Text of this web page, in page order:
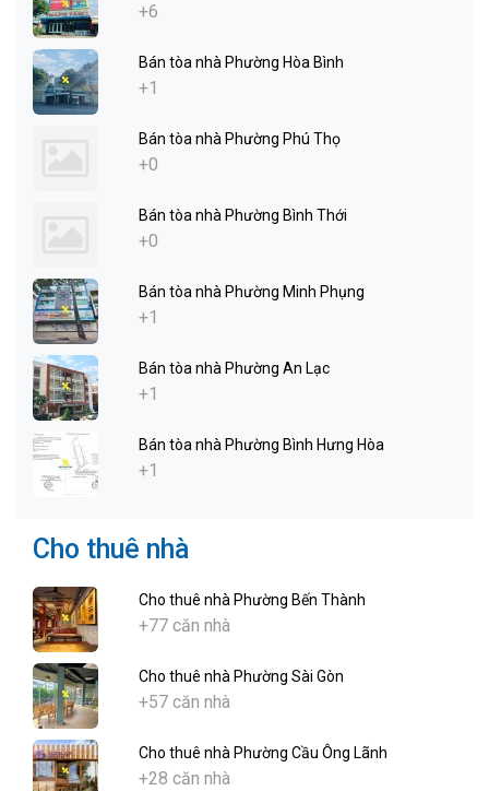
+6
Bán tòa nhà Phường Hòa Bình
+1
Bán tòa nhà Phường Phú Thọ
+0
Bán tòa nhà Phường Bình Thới
+0
Bán tòa nhà Phường Minh Phụng
+1
Bán tòa nhà Phường An Lạc
+1
Bán tòa nhà Phường Bình Hưng Hòa
+1
Cho thuê nhà
Cho thuê nhà Phường Bến Thành
+77 căn nhà
Cho thuê nhà Phường Sài Gòn
+57 căn nhà
Cho thuê nhà Phường Cầu Ông Lãnh
+28 căn nhà